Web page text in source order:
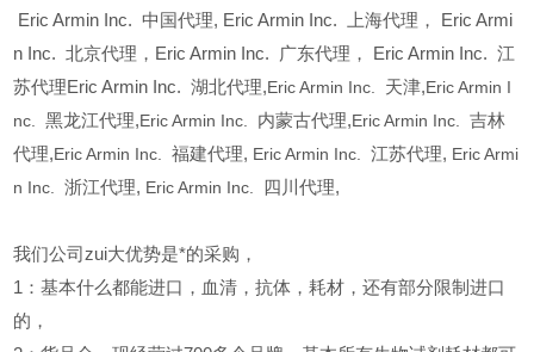
Eric Armin Inc.中国代理, Eric Armin Inc. 上海代理， Eric Armi
n Inc. 北京代理，Eric Armin Inc. 广东代理， Eric Armin Inc. 江
苏代理Eric Armin Inc. 湖北代理,Eric Armin Inc. 天津,Eric Armin I
nc.黑龙江代理,Eric Armin Inc. 内蒙古代理,Eric Armin Inc.吉林
代理,Eric Armin Inc.福建代理, Eric Armin Inc.江苏代理, Eric Armi
n Inc.浙江代理, Eric Armin Inc. 四川代理,
我们公司zui大优势是*的采购，
1
：基本什么都能进口，血清，抗体，耗材，还有部分限制进口
的，